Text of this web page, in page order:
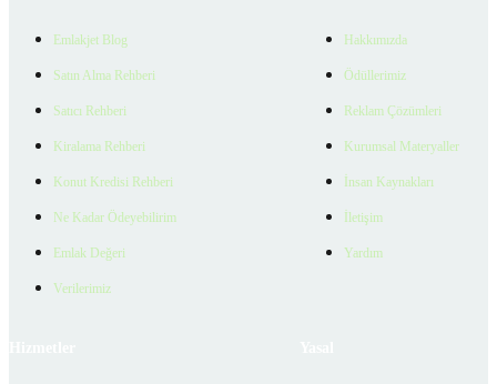
Emlakjet Blog
Satın Alma Rehberi
Satıcı Rehberi
Kiralama Rehberi
Konut Kredisi Rehberi
Ne Kadar Ödeyebilirim
Emlak Değeri
Verilerimiz
Hakkımızda
Ödüllerimiz
Reklam Çözümleri
Kurumsal Materyaller
İnsan Kaynakları
İletişim
Yardım